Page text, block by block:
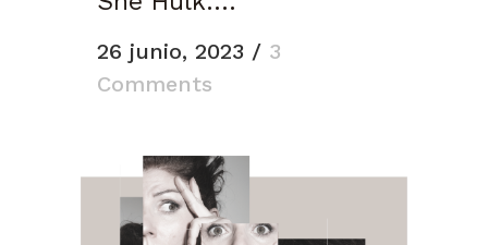
26 junio, 2023 / 3
Comments